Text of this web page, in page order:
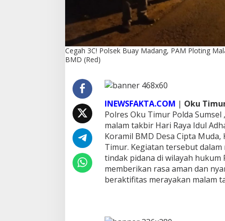
a
m
k
H
r
i
R
a
y
a
I
d
u
l
a
Cegah 3C! Polsek Buay Madang, PAM Ploting
BMD (Red)
INEWSFAKTA.COM | Oku
Polres Oku Timur Polda
malam takbir Hari Raya Idul
Koramil BMD Desa Cipta Muda,
Timur. Kegiatan tersebut
tindak pidana di wilayah
memberikan rasa aman dan
beraktifitas merayakan malam